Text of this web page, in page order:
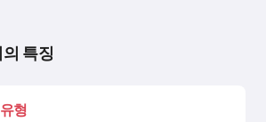
특징
형